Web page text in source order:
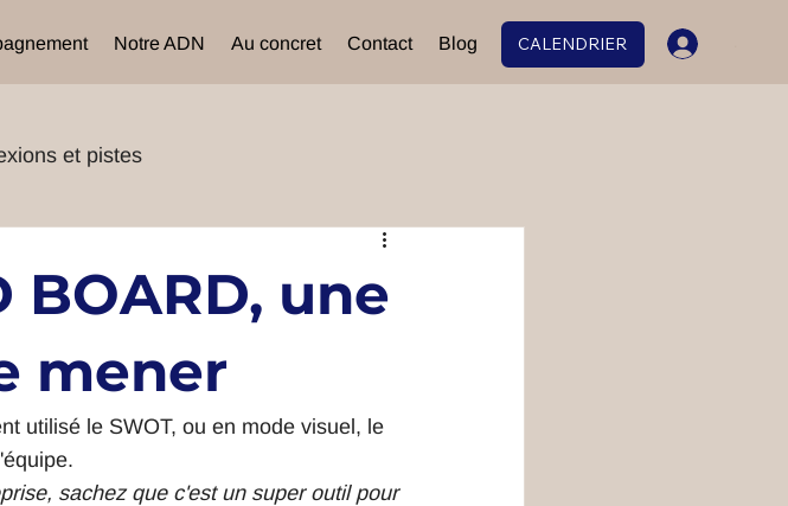
Notre ADN Au concret Contact Blog CALENDRIER
et pistes
BOARD, une
mener
utilisé le SWOT, ou en mode visuel, le
sachez que c'est un super outil pour